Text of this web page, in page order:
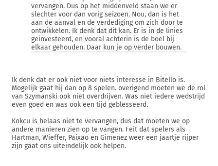
vervangen. Dus op het middenveld staan we er
slechter voor dan vorig seizoen. Nou, dan is het
aan de aanval en de verdediging om zich door te
ontwikkelen. Ik denk dat dit kan. Er is in de linies
geinvesteerd, en vooral achterin is de boel bij
elkaar gehouden. Daar kun je op verder bouwen.
Ik denk dat er ook niet voor niets interesse in Bitello is.
Mogelijk gaat hij dan op 8 spelen. overigend moeten we de rol
van Szymanski ook niet overdrijven. Was niet iedere wedstrijd
even goed en was ook een tijd geblesseerd.
Kokcu is helaas niet te vervangen, dus dat moeten we op
andere manieren zien op te vangen. Feit dat spelers als
Hartman, Wieffer, Paixao en Gimenez weer een jaartje rijper
zijn gaat ons uiteindelijk ook helpen.